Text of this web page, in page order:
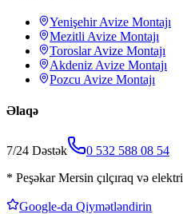
YenişehirAvize Montajı
Mezitli Avize Montajı
ToroslarAvize Montajı
Akdeniz Avize Montajı
Pozcu Avize Montajı
Əlaqə
7/24 Dəstək
0 532 588 08 54
* Peşəkar Mersin çılçıraq və
Google-da Qiymətləndirin